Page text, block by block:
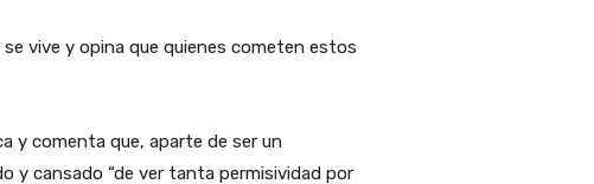
vive y opina que quienes cometen estos
y comenta que, aparte de ser un
y cansado “de ver tanta permisividad por